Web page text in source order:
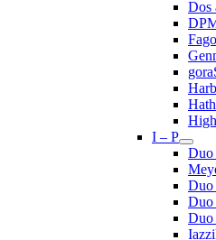
Dos
I – P
Duo
Duo
Duo
Duo